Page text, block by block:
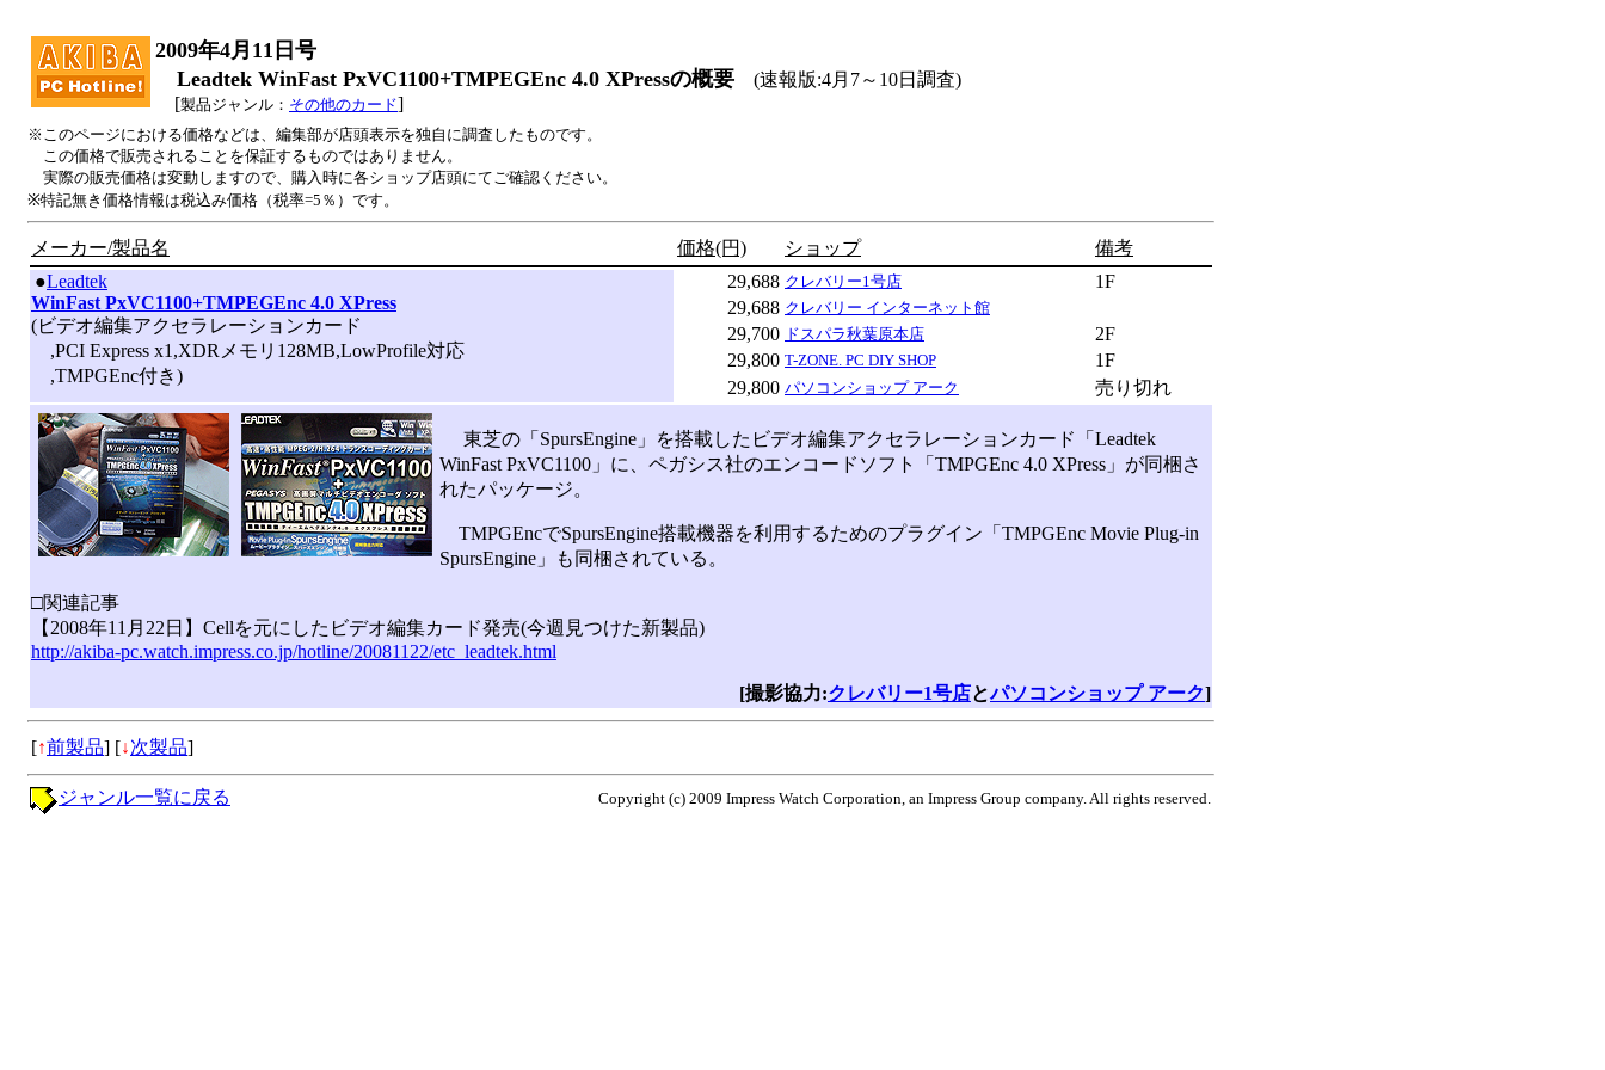
2009年4月11日号
Leadtek WinFast PxVC1100+TMPEGEnc 4.0 XPressの概要 (速報版:4月7～10日調査)
[製品ジャンル： その他のカード]
※このページにおける価格などは、編集部が店頭表示を独自に調査したものです。
この価格で販売されることを保証するものではありません。
実際の販売価格は変動しますので、購入時に各ショップ店頭にてご確認ください。
※特記無き価格情報は税込み価格（税率=5％）です。
メーカー/製品名 価格(円) ショップ
備考
●Leadtek
WinFast PxVC1100+TMPEGEnc 4.0 XPress
(ビデオ編集アクセラレーションカード
,PCI Express x1,XDRメモリ128MB,LowProfile対応
,TMPGEnc付き)
29,688 クレバリー1号店
1F
29,688 クレバリー インターネット館
29,700 ドスパラ秋葉原本店
2F
29,800 T-ZONE. PC DIY SHOP
1F
29,800 パソコンショップ アーク 売り切れ
東芝の「SpursEngine」を搭載したビデオ編集アクセラレーションカード「Leadtek
WinFast PxVC1100」に、ペガシス社のエンコードソフト「TMPGEnc 4.0 XPress」が同梱さ
れたパッケージ。
TMPGEncでSpursEngine搭載機器を利用するためのプラグイン「TMPGEnc Movie Plug-in
SpursEngine」も同梱されている。
□関連記事
【2008年11月22日】Cellを元にしたビデオ編集カード発売(今週見つけた新製品)
http://akiba-pc.watch.impress.co.jp/hotline/20081122/etc_leadtek.html
[撮影協力:クレバリー1号店とパソコンショップ アーク]
[↑前製品] [↓次製品]
Copyright (c) 2009 Impress Watch Corporation, an Impress Group company. All rights reserved.
ジャンル一覧に戻る